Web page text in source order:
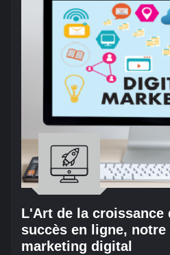
L'Art de la
succès en ligne, notre
marketing digital